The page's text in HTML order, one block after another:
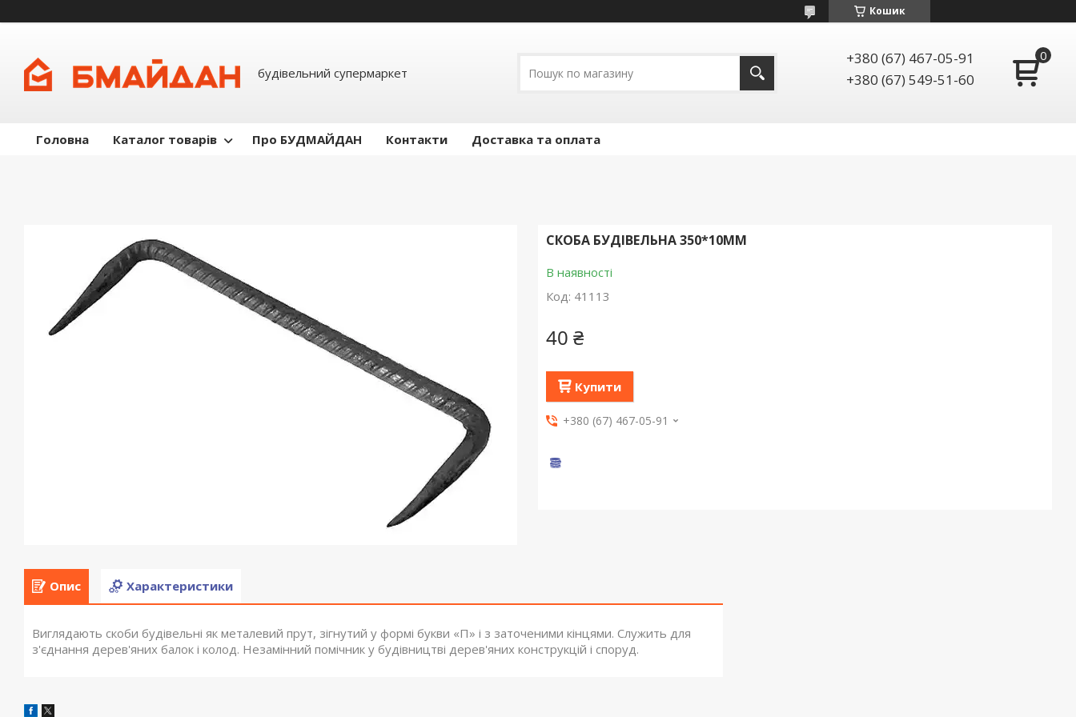
Кошик
будівельний супермаркет
+380 (67) 467-05-91
+380 (67) 549-51-60
Головна Каталог товарів Про БУДМАЙДАН Контакти Доставка та оплата
СКОБА БУДІВЕЛЬНА 350*10ММ
В наявності
Код: 41113
40 ₴
Купити
+380 (67) 467-05-91
Опис Характеристики
Виглядають скоби будівельні як металевий прут, зігнутий у формі букви «П» і з заточеними кінцями. Служить для
з'єднання дерев'яних балок і колод. Незамінний помічник у будівництві дерев'яних конструкцій і споруд.